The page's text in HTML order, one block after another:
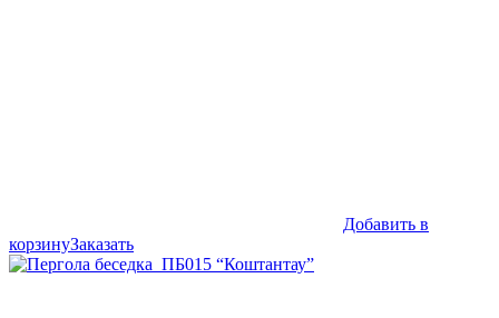
Добавить в
корзинуЗаказать